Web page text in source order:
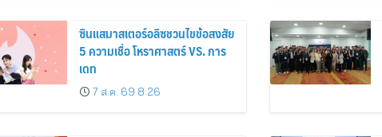
ซินแสมาสเตอร์อลิซชวนไขข้อสงสัย
5 ความเชื่อ โหราศาสตร์ VS. การ
เดท
7 ส.ค. 69 8:26